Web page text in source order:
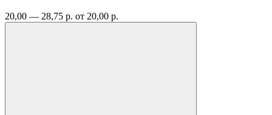
20,00 — 28,75 р. от 20,00 р.